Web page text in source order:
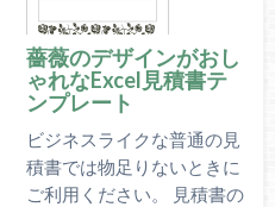
薔薇のデザインがおし
ゃれなExcel見積書テ
ンプレート
ビジネスライクな普通の見
積書では物足りないときに
ご利用ください。 見積書の